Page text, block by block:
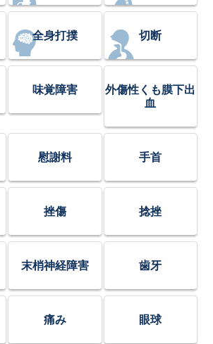
全身打撲 切断
味覚障害
外傷性くも膜下出
血
慰謝料 手首
挫傷 捻挫
末梢神経障害 歯牙
痛み 眼球